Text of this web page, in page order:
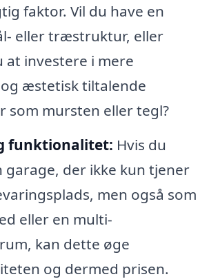
faktor. Vil du have en
eller træstruktur, eller
at investere i mere
æstetisk tiltalende
som mursten eller tegl?
funktionalitet: Hvis du
garage, der ikke kun tjener
men også som
eller en multi-
kan dette øge
og dermed prisen.